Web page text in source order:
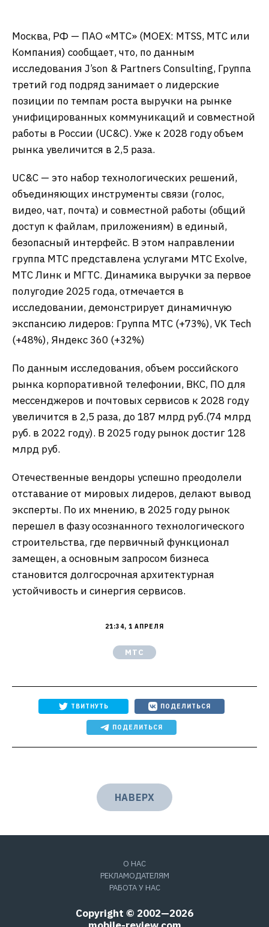
Москва, РФ — ПАО «МТС» (MOEX: MTSS, МТС или
Компания) сообщает, что, по данным
исследования J’son & Partners Consulting, Группа
третий год подряд занимает о лидерские
позиции по темпам роста выручки на рынке
унифицированных коммуникаций и совместной
работы в России (UC&C). Уже к 2028 году объем
рынка увеличится в 2,5 раза.
UC&C — это набор технологических решений,
объединяющих инструменты связи (голос,
видео, чат, почта) и совместной работы (общий
доступ к файлам, приложениям) в единый,
безопасный интерфейс. В этом направлении
группа МТС представлена услугами МТС Exolve,
МТС Линк и МГТС. Динамика выручки за первое
полугодие 2025 года, отмечается в
исследовании, демонстрирует динамичную
экспансию лидеров: Группа МТС (+73%), VK Tech
(+48%), Яндекс 360 (+32%)
По данным исследования, объем российского
рынка корпоративной телефонии, ВКС, ПО для
мессенджеров и почтовых сервисов к 2028 году
увеличится в 2,5 раза, до 187 млрд руб.(74 млрд
руб. в 2022 году). В 2025 году рынок достиг 128
млрд руб.
Отечественные вендоры успешно преодолели
отставание от мировых лидеров, делают вывод
эксперты. По их мнению, в 2025 году рынок
перешел в фазу осознанного технологического
строительства, где первичный функционал
замещен, а основным запросом бизнеса
становится долгосрочная архитектурная
устойчивость и синергия сервисов.
21:34, 1 АПРЕЛЯ
МТС
ТВИТНУТЬ ПОДЕЛИТЬСЯ
ПОДЕЛИТЬСЯ
НАВЕРХ
О НАС
РЕКЛАМОДАТЕЛЯМ
РАБОТА У НАС
Copyright © 2002—2026